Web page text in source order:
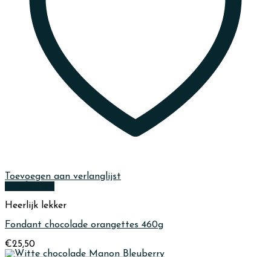
Toevoegen aan verlanglijst
Heerlijk lekker
Fondant chocolade orangettes 460g
€25,50